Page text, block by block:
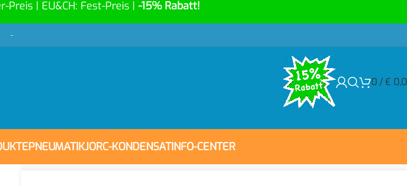
Preis | EU&CH: Fest-Preis | -15% Rabatt!
-
0 /€
PNEUMATIKJORC-KONDENSATINFO-CENTER